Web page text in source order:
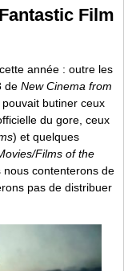
Film
année : outre les
de New Cinema from
butiner ceux
du gore, ceux
) et quelques
Films of the
nous contenterons de
pas de distribuer